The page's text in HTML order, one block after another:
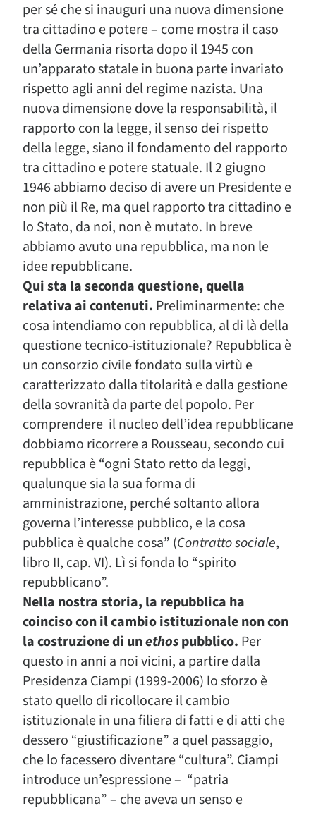
per sé che si inauguri una nuova dimensione
tra cittadino e potere – come mostra il caso
della Germania risorta dopo il 1945 con
un’apparato statale in buona parte invariato
rispetto agli anni del regime nazista. Una
nuova dimensione dove la responsabilità, il
rapporto con la legge, il senso dei rispetto
della legge, siano il fondamento del rapporto
tra cittadino e potere statuale. Il 2 giugno
1946 abbiamo deciso di avere un Presidente e
non più il Re, ma quel rapporto tra cittadino e
lo Stato, da noi, non è mutato. In breve
abbiamo avuto una repubblica, ma non le
idee repubblicane.
Qui sta la seconda questione, quella
relativa ai contenuti. Preliminarmente: che
cosa intendiamo con repubblica, al di là della
questione tecnico-istituzionale? Repubblica è
un consorzio civile fondato sulla virtù e
caratterizzato dalla titolarità e dalla gestione
della sovranità da parte del popolo. Per
comprendere il nucleo dell’idea repubblicane
dobbiamo ricorrere a Rousseau, secondo cui
repubblica è “ogni Stato retto da leggi,
qualunque sia la sua forma di
amministrazione, perché soltanto allora
governa l’interesse pubblico, e la cosa
pubblica è qualche cosa” (Contratto sociale,
libro II, cap. VI). Lì si fonda lo “spirito
repubblicano”.
Nella nostra storia, la repubblica ha
coinciso con il cambio istituzionale non con
la costruzione di unethospubblico. Per
questo in anni a noi vicini, a partire dalla
Presidenza Ciampi (1999-2006) lo sforzo è
stato quello di ricollocare il cambio
istituzionale in una filiera di fatti e di atti che
dessero “giustificazione” a quel passaggio,
che lo facessero diventare “cultura”. Ciampi
introduce un’espressione – “patria
repubblicana” – che aveva un senso e